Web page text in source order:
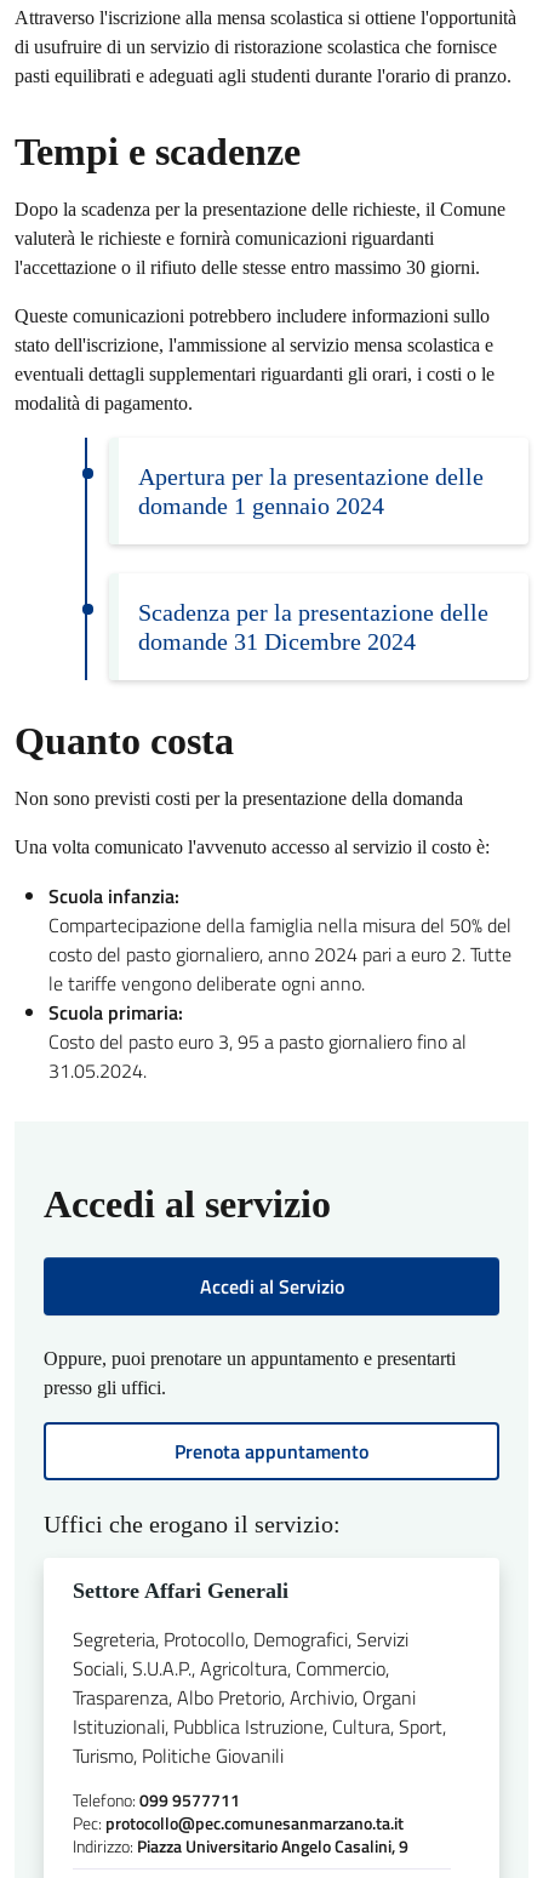
Attraverso l'iscrizione alla mensa scolastica si ottiene l'opportunità
di usufruire di un servizio di ristorazione scolastica che fornisce
pasti equilibrati e adeguati agli studenti durante l'orario di pranzo.
Tempi e scadenze
Dopo la scadenza per la presentazione delle richieste, il Comune
valuterà le richieste e fornirà comunicazioni riguardanti
l'accettazione o il rifiuto delle stesse entro massimo 30 giorni.
Queste comunicazioni potrebbero includere informazioni sullo
stato dell'iscrizione, l'ammissione al servizio mensa scolastica e
eventuali dettagli supplementari riguardanti gli orari, i costi o le
modalità di pagamento.
Apertura per la presentazione delle
domande 1 gennaio 2024
Scadenza per la presentazione delle
domande 31 Dicembre 2024
Quanto costa
Non sono previsti costi per la presentazione della domanda
Una volta comunicato l'avvenuto accesso al servizio il costo è:
Scuola infanzia:
Compartecipazione della famiglia nella misura del 50% del
costo del pasto giornaliero, anno 2024 pari a euro 2. Tutte
le tariffe vengono deliberate ogni anno.
Scuola primaria:
Costo del pasto euro 3, 95 a pasto giornaliero fino al
31.05.2024.
Accedi al servizio
Accedi al Servizio
Oppure, puoi prenotare un appuntamento e presentarti
presso gli uffici.
Prenota appuntamento
Uffici che erogano il servizio:
Settore Affari Generali
Segreteria, Protocollo, Demografici, Servizi
Sociali, S.U.A.P., Agricoltura, Commercio,
Trasparenza, Albo Pretorio, Archivio, Organi
Istituzionali, Pubblica Istruzione, Cultura, Sport,
Turismo, Politiche Giovanili
Telefono:099 9577711
Pec: protocollo@pec.comunesanmarzano.ta.it
Indirizzo: Piazza Universitario Angelo Casalini, 9